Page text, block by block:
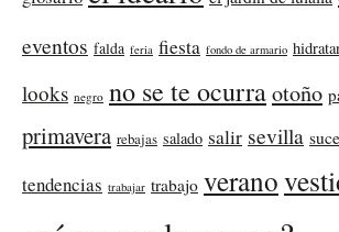
eventos falda feria fiesta fondo de armario
looks negro no se te ocurraotoño
primavera rebajas salado salir sevilla
tendencias trabajar trabajo verano